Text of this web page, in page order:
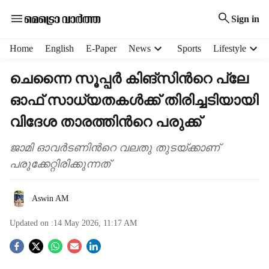
Sign in
Home English E-Paper News Sports Lifestyle
ചെന്നൈ സൂപ്പർ കിങ്സിന്‍റെ പ്ലേ
ഓഫ് സാധ‍്യതകൾക്ക് തിരിച്ചടിയായി
വിദേശ താരത്തിന്‍റെ പരുക്ക്
ജാമി ഓവർടണിന്‍റെ വലതു തുടയ്ക്കാണ്
പരുക്കേറ്റിരിക്കുന്നത്
Aswin AM
Updated on :14 May 2026, 11:17 AM
S